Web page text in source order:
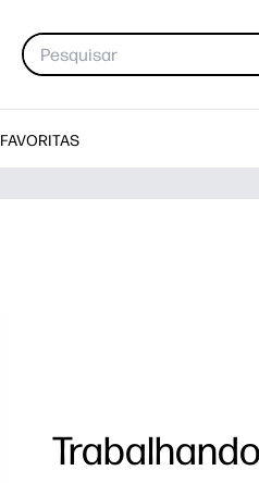
FAVORITAS